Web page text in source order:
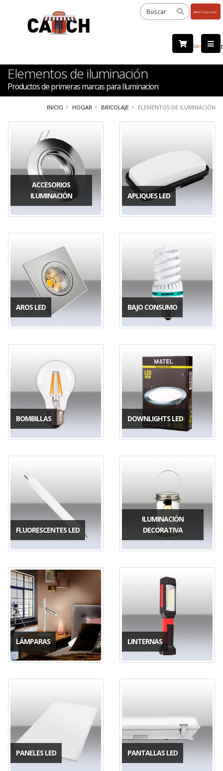
by
Elementos de iluminación
Productos de primeras marcas para Iluminacion
INICIO HOGAR BRICOLAJE ELEMENTOS DE ILUMINACIÓN
ACCESORIOS
ILUMINACIÓN
APLIQUES LED
AROS LED BAJO CONSUMO
BOMBILLAS DOWNLIGHTS LED
FLUORESCENTES LED
ILUMINACIÓN
DECORATIVA
LÁMPARAS LINTERNAS
PANELES LED PANTALLAS LED